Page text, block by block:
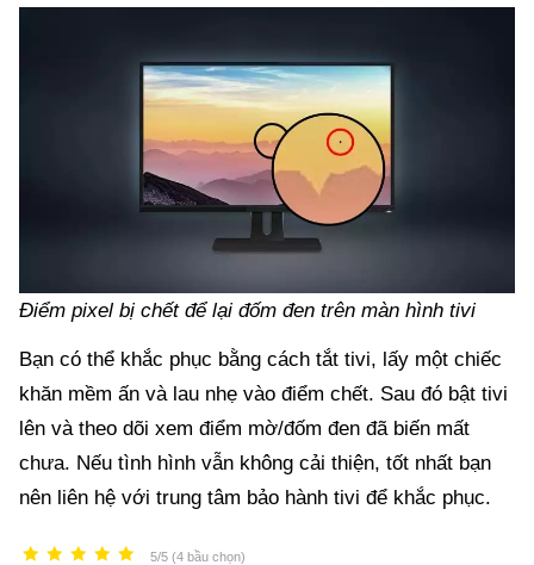
Điểm pixel bị chết để lại đốm đen trên màn hình tivi
Bạn có thể khắc phục bằng cách tắt tivi, lấy một chiếc
khăn mềm ấn và lau nhẹ vào điểm chết. Sau đó bật tivi
lên và theo dõi xem điểm mờ/đốm đen đã biến mất
chưa. Nếu tình hình vẫn không cải thiện, tốt nhất bạn
nên liên hệ với trung tâm bảo hành tivi để khắc phục.
5/5 (4 bầu chọn)